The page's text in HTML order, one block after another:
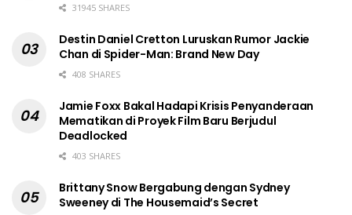
31945 SHARES
Destin Daniel Cretton Luruskan Rumor Jackie
Chan di Spider-Man: Brand New Day
408 SHARES
Jamie Foxx Bakal Hadapi Krisis Penyanderaan
Mematikan di Proyek Film Baru Berjudul
Deadlocked
403 SHARES
Brittany Snow Bergabung dengan Sydney
Sweeney di The Housemaid’s Secret